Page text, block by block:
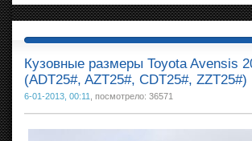
Кузовные размеры Toyota Avensis
(ADT25#, AZT25#, CDT25#, ZZT25#)
6-01-2013, 00:11 , посмотрело: 36571